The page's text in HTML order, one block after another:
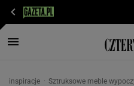
inspiracje Sztruksowe meble